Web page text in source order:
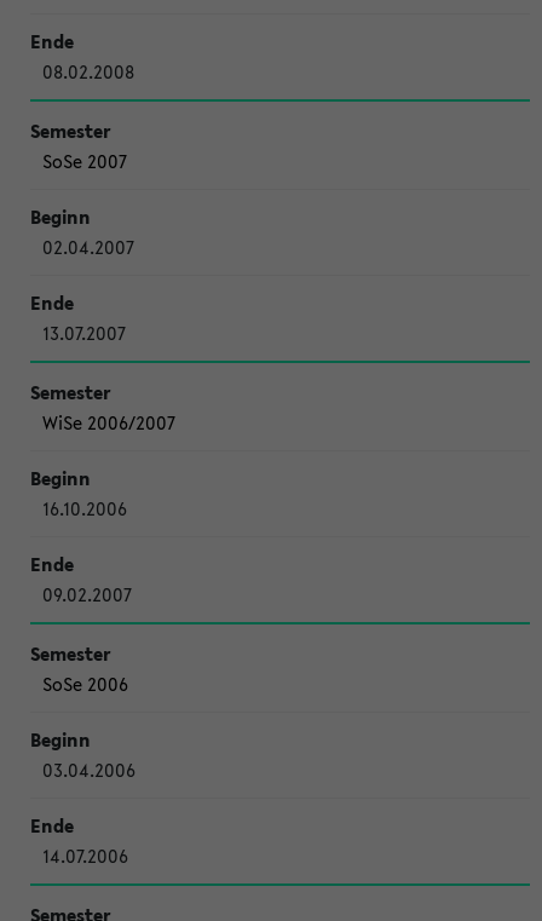
08.02.2008
SoSe 2007
02.04.2007
13.07.2007
WiSe 2006/2007
16.10.2006
09.02.2007
SoSe 2006
03.04.2006
14.07.2006